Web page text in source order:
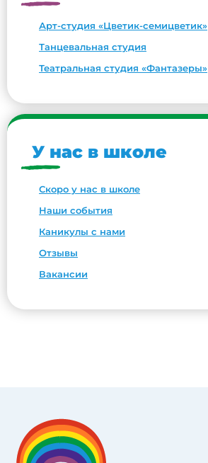
Арт-студия «Цветик-семицветик»
Танцевальная студия
Театральная студия «Фантазеры»
У нас в школе
Скоро у нас в школе
Наши события
Каникулы с нами
Отзывы
Вакансии